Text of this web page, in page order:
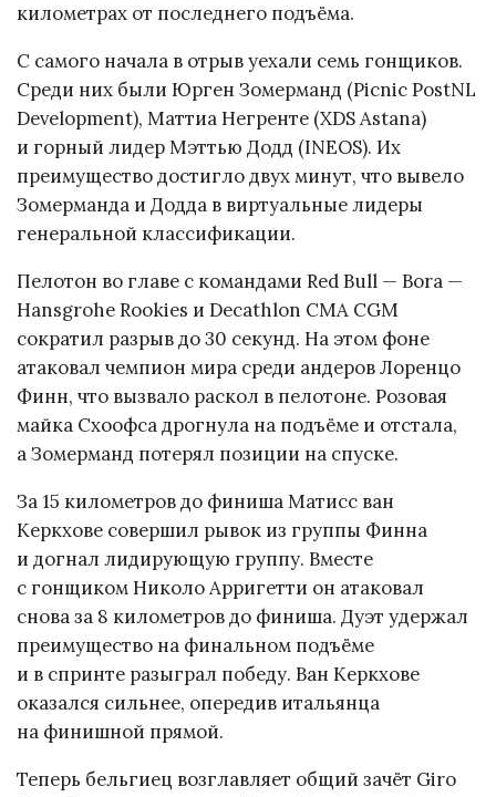
километрах от последнего подъёма.
С самого начала в отрыв уехали семь гонщиков.
Среди них были Юрген Зомерманд (Picnic PostNL
Development), Маттиа Негренте (XDS Astana)
и горный лидер Мэттью Додд (INEOS). Их
преимущество достигло двух минут, что вывело
Зомерманда и Додда в виртуальные лидеры
генеральной классификации.
Пелотон во главе с командами Red Bull — Bora —
Hansgrohe Rookies и Decathlon CMA CGM
сократил разрыв до 30 секунд. На этом фоне
атаковал чемпион мира среди андеров Лоренцо
Финн, что вызвало раскол в пелотоне. Розовая
майка Схоофса дрогнула на подъёме и отстала,
а Зомерманд потерял позиции на спуске.
За 15 километров до финиша Матисс ван
Керкхове совершил рывок из группы Финна
и догнал лидирующую группу. Вместе
с гонщиком Николо Арригетти он атаковал
снова за 8 километров до финиша. Дуэт удержал
преимущество на финальном подъёме
и в спринте разыграл победу. Ван Керкхове
оказался сильнее, опередив итальянца
на финишной прямой.
Теперь бельгиец возглавляет общий зачёт Giro